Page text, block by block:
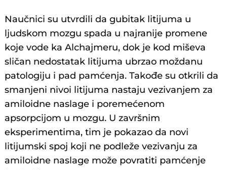
Naučnici su utvrdili da gubitak litijuma u
ljudskom mozgu spada u najranije promene
koje vode ka Alchajmeru, dok je kod miševa
sličan nedostatak litijuma ubrzao moždanu
patologiju i pad pamćenja. Takođe su otkrili da
smanjeni nivoi litijuma nastaju vezivanjem za
amiloidne naslage i poremećenom
apsorpcijom u mozgu. U završnim
eksperimentima, tim je pokazao da novi
litijumski spoj koji ne podleže vezivanju za
amiloidne naslage može povratiti pamćenje